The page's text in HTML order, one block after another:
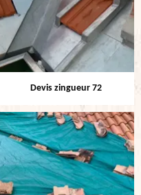
Devis zingueur 72